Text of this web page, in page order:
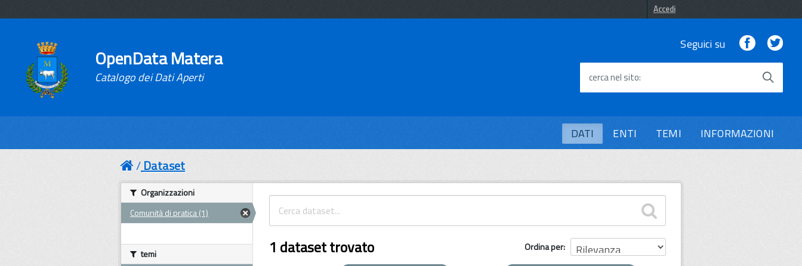
Accedi
OpenData Matera
Catalogo dei Dati Aperti
Seguici su Facebook
cerca nel sito
DATI ENTI TEMI INFORMAZIONI
Dataset
Ordina per
1 dataset trovato
Organizzazioni
Comunità di pratica (1)
temi